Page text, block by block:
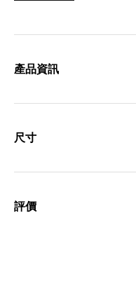
產品資訊
尺寸
評價